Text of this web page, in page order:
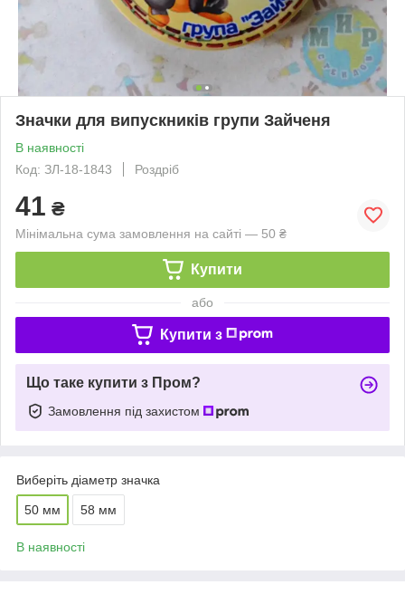
Значки для випускників групи Зайченя
В наявності
Код: ЗЛ-18-1843
Роздріб
41 ₴
Мінімальна сума замовлення на сайті — 50 ₴
Купити
або
Купити з
Що таке купити з Пром?
Замовлення під захистом
Виберіть діаметр значка
50 мм 58 мм
В наявності